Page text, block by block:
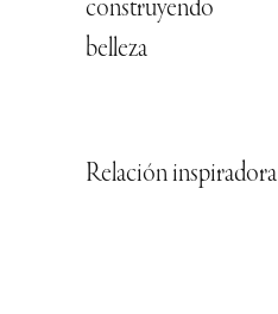
construyendo
belleza
Relación inspiradora